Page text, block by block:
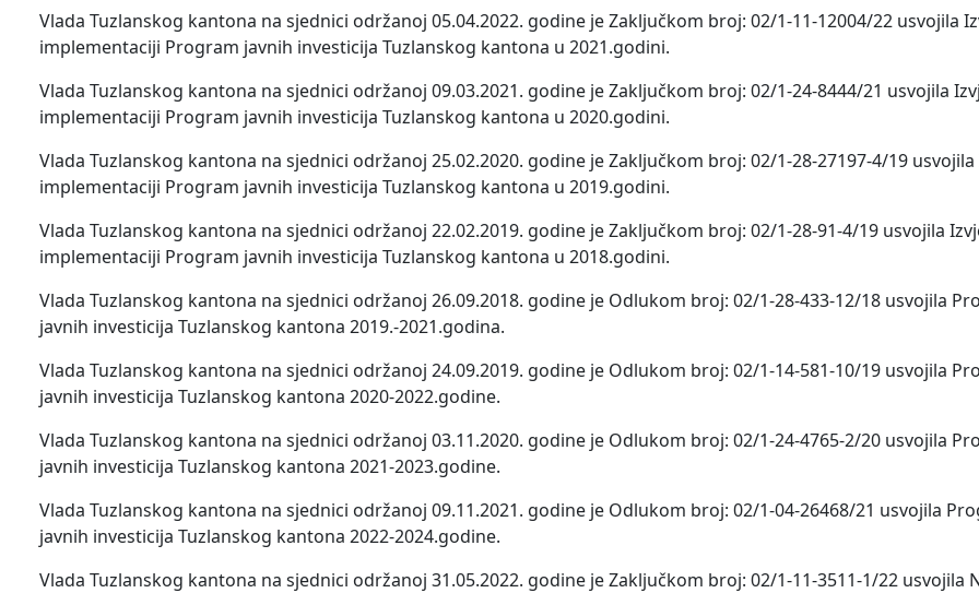
Vlada Tuzlanskog kantona na sjednici održanoj 05.04.2022. godine je Zaključkom broj: 02/1-11-12004/22 usvojila
implementaciji Program javnih investicija Tuzlanskog kantona u 2021.godini.
Vlada Tuzlanskog kantona na sjednici održanoj 09.03.2021. godine je Zaključkom broj: 02/1-24-8444/21 usvojila
implementaciji Program javnih investicija Tuzlanskog kantona u 2020.godini.
Vlada Tuzlanskog kantona na sjednici održanoj 25.02.2020. godine je Zaključkom broj: 02/1-28-27197-4/19
implementaciji Program javnih investicija Tuzlanskog kantona u 2019.godini.
Vlada Tuzlanskog kantona na sjednici održanoj 22.02.2019. godine je Zaključkom broj: 02/1-28-91-4/19 usvojila
implementaciji Program javnih investicija Tuzlanskog kantona u 2018.godini.
Vlada Tuzlanskog kantona na sjednici održanoj 26.09.2018. godine je Odlukom broj: 02/1-28-433-12/18 usvojila
javnih investicija Tuzlanskog kantona 2019.-2021.godina.
Vlada Tuzlanskog kantona na sjednici održanoj 24.09.2019. godine je Odlukom broj: 02/1-14-581-10/19 usvojila
javnih investicija Tuzlanskog kantona 2020-2022.godine.
Vlada Tuzlanskog kantona na sjednici održanoj 03.11.2020. godine je Odlukom broj: 02/1-24-4765-2/20 usvojila
javnih investicija Tuzlanskog kantona 2021-2023.godine.
Vlada Tuzlanskog kantona na sjednici održanoj 09.11.2021. godine je Odlukom broj: 02/1-04-26468/21 usvojila
javnih investicija Tuzlanskog kantona 2022-2024.godine.
Vlada Tuzlanskog kantona na sjednici održanoj 31.05.2022. godine je Zaključkom broj: 02/1-11-3511-1/22 usvojila